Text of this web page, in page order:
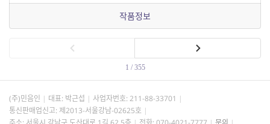
작품정보
1 / 355
(주)민음인 대표: 박근섭 사업자번호: 211-88-33701
통신판매업신고: 제2013-서울강남-02625호